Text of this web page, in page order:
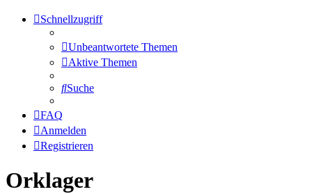
Schnellzugriff
Unbeantwortete Themen
Aktive Themen
Suche
FAQ
Anmelden
Registrieren
Orklager